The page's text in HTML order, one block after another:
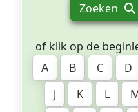
Zoeken
of klik op de
A
B C D
J
K L